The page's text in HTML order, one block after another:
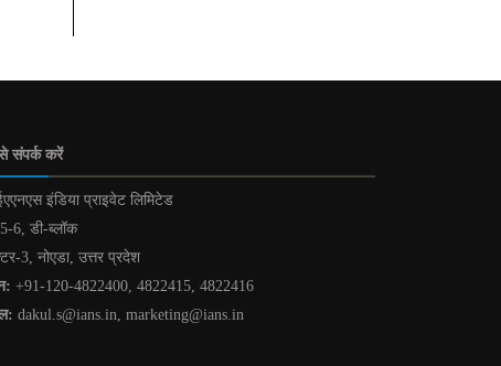
संपर्क करें
इंडिया प्राइवेट लिमिटेड
6, डी-ब्लॉक
3, नोएडा, उत्तर प्रदेश
+91-120-4822400, 4822415, 4822416
dakul.s@ians.in, marketing@ians.in